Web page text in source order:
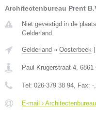
Architectenbureau Prent
Niet gevestigd in de
Gelderland.
Gelderland » Oosterbeek
Paul Krugerstraat 4, 6861
Tel: 026-379 38 94, Fax: -
E-mail ›